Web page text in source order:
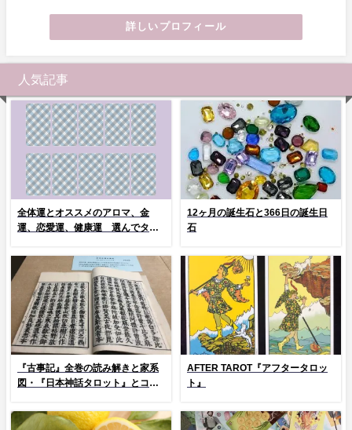
詳しいプロフィール
人気記事
全体運とオススメのアロマ、金
運、恋愛運、健康運 選んでタッ
12ヶ月の誕生石と366日の誕生日
石
『古事記』全巻の読み解きと家系
図・『日本神話タロット』とコラ
AFTER TAROT『アフタータロッ
ト』